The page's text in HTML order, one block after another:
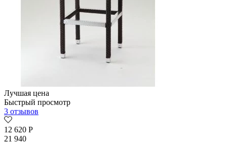
Лучшая цена
Быстрый просмотр
3 отзывов
12 620 Р
21 940